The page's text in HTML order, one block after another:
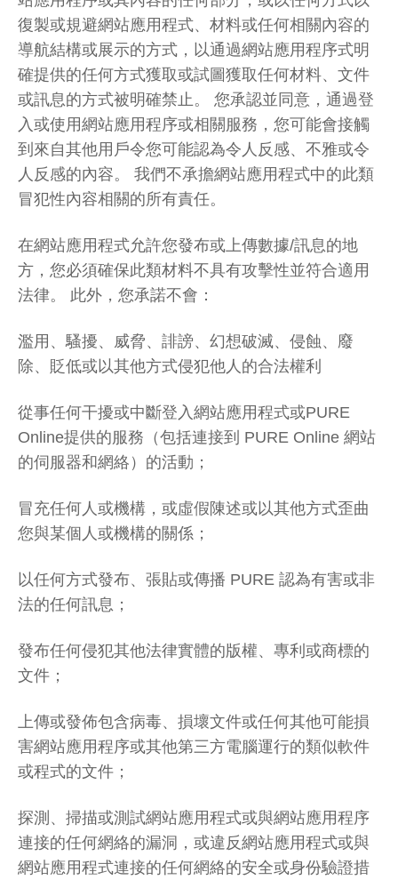
復製或規避網站應用程式、材料或任何相關內容的
導航結構或展示的方式，以通過網站應用程序式明
確提供的任何方式獲取或試圖獲取任何材料、文件
或訊息的方式被明確禁止。 您承認並同意，通過登
入或使用網站應用程序或相關服務，您可能會接觸
到來自其他用戶令您可能認為令人反感、不雅或令
人反感的內容。 我們不承擔網站應用程式中的此類
冒犯性內容相關的所有責任。
在網站應用程式允許您發布或上傳數據/訊息的地
方，您必須確保此類材料不具有攻擊性並符合適用
法律。 此外，您承諾不會：
濫用、騷擾、威脅、誹謗、幻想破滅、侵蝕、廢
除、貶低或以其他方式侵犯他人的合法權利
從事任何干擾或中斷登入網站應用程式或PURE
Online提供的服務（包括連接到 PURE Online 網站
的伺服器和網絡）的活動；
冒充任何人或機構，或虛假陳述或以其他方式歪曲
您與某個人或機構的關係；
以任何方式發布、張貼或傳播 PURE 認為有害或非
法的任何訊息；
發布任何侵犯其他法律實體的版權、專利或商標的
文件；
上傳或發佈包含病毒、損壞文件或任何其他可能損
害網站應用程序或其他第三方電腦運行的類似軟件
或程式的文件；
探測、掃描或測試網站應用程式或與網站應用程序
連接的任何網絡的漏洞，或違反網站應用程式或與
網站應用程式連接的任何網絡的安全或身份驗證措